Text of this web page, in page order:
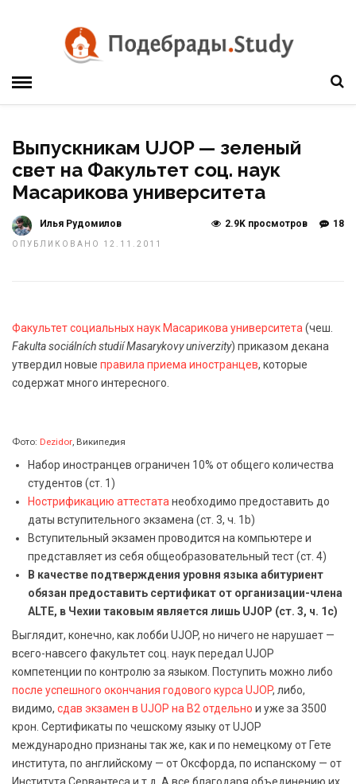
Выпускникам UJOP — зеленый
свет на Факультет соц. наук
Масарикова университета
Илья Рудомилов
ОПУБЛИКОВАНО 12.11.2011
18
2.9K просмотров
Факультет социальных наук Масарикова университета (чеш.
Fakulta sociálních studií Masarykovy univerzity) приказом декана
утвердил новые правила приема иностранцев, которые
содержат много интересного.
Фото: Dezidor, Википедия
Набор иностранцев ограничен 10% от общего количества
студентов (ст. 1)
Нострификацию аттестата необходимо предоставить до
даты вступительного экзамена (ст. 3, ч. 1b)
Вступительный экзамен проводится на компьютере и
представляет из себя общеобразовательный тест (ст. 4)
В качестве подтверждения уровня языка абитуриент
обязан предоставить сертификат от организации-члена
ALTE, в Чехии таковым является лишь UJOP (ст. 3, ч. 1с)
Выглядит, конечно, как лобби UJOP, но ничего не нарушает —
всего-навсего факультет соц. наук передал UJOP
компетенции по контролю за языком. Поступить можно либо
после успешного окончания годового курса UJOP, либо,
видимо, сдав экзамен в UJOP на B2 отдельно и уже за 3500
крон. Сертификаты по чешскому языку от UJOP
международно признаны так же, как и по немецкому от Гете
института, по английскому — от Оксфорда, по испанскому — от